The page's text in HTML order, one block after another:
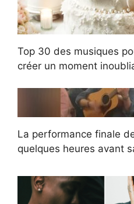
Top 30 des musiques
créer un moment
La performance finale
quelques heures avant